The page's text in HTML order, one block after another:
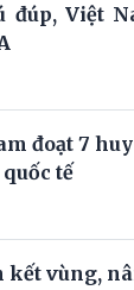
đúp, Việt
đoạt 7
tế
vùng,